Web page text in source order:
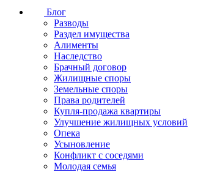
Блог
Разводы
Раздел имущества
Алименты
Наследство
Брачный договор
Жилищные споры
Земельные споры
Права родителей
Купля-продажа квартиры
Улучшение жилищных условий
Опека
Усыновление
Конфликт с соседями
Молодая семья